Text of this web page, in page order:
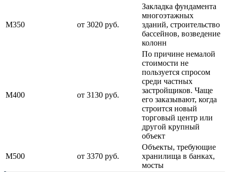
М350 от 3020 руб.
Закладка фундамента
многоэтажных
зданий, строительство
бассейнов, возведение
колонн
М400 от 3130 руб.
По причине немалой
стоимости не
пользуется спросом
среди частных
застройщиков. Чаще
его заказывают, когда
строится новый
торговый центр или
другой крупный
объект
М500 от 3370 руб.
Объекты, требующие
хранилища в банках,
мосты